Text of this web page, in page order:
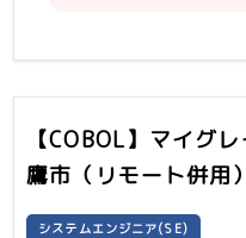
【COBOL】マイグ
鷹市（リモート併用）
システムエンジニア(SE)